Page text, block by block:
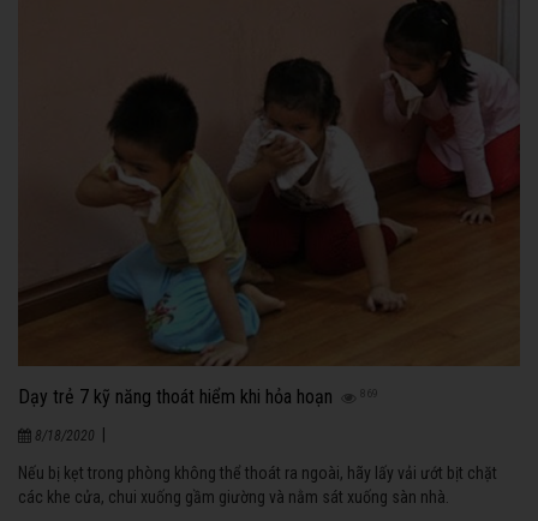
Dạy trẻ 7 kỹ năng thoát hiểm khi hỏa hoạn 869
8/18/2020 |
Nếu bị kẹt trong phòng không thể thoát ra ngoài, hãy lấy vải ướt bịt chặt
các khe cửa, chui xuống gầm giường và nằm sát xuống sàn nhà.